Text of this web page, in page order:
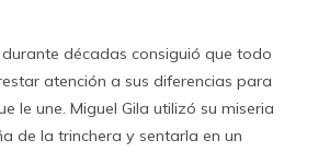
décadas consiguió que todo
atención a sus diferencias para
le une. Miguel Gila utilizó su miseria
de la trinchera y sentarla en un